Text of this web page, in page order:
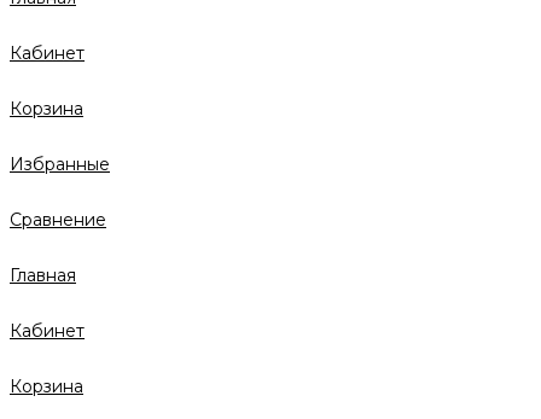
Кабинет
Корзина
Избранные
Сравнение
Главная
Кабинет
Корзина